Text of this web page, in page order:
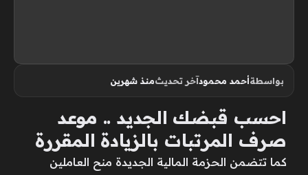
بواسطةأحمد محمودآخر تحديثمنذ شهرين
احسب قبضك الجديد .. موعد
صرف المرتبات بالزيادة المقررة
كما تتضمن الحزمة المالية الجديدة منح العاملين